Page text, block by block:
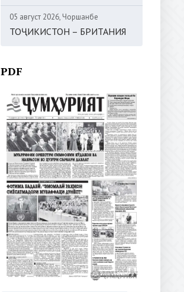
05 август 2026, Чоршанбе
ТОҶИКИСТОН – БРИТАНИЯ
PDF